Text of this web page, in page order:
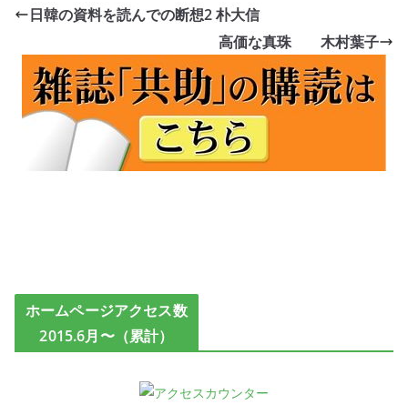
日韓の資料を読んでの断想2 朴大信
高価な真珠 木村葉子
ホームページアクセス数
2015.6月〜（累計）